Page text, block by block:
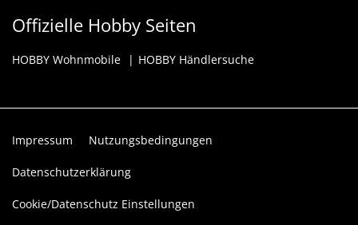
Offizielle Hobby Seiten
HOBBY Wohnmobile HOBBY Händlersuche
Impressum Nutzungsbedingungen
Datenschutzerklärung
Cookie/Datenschutz Einstellungen